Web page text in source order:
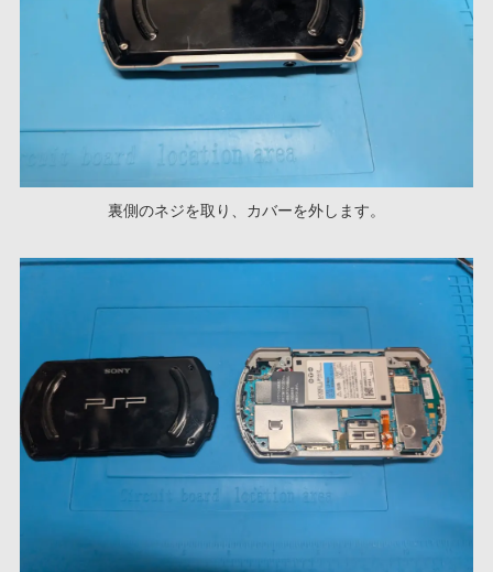
裏側のネジを取り、カバーを外します。